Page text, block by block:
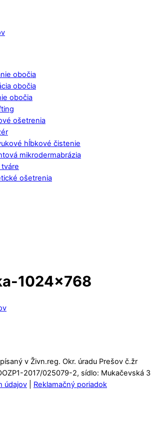
obočia
obočia
obočia
ošetrenia
hĺbkové čistenie
mikrodermabrázia
tváre
ošetrenia
1024×768
v Živn.reg. Okr. úradu Prešov č.žr
2017/025079-2, sídlo: Mukačevská 3
údajov
Reklamačný poriadok